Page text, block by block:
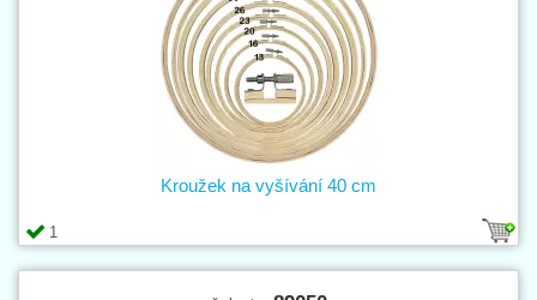
1
Kroužek na vyšívání 40 cm